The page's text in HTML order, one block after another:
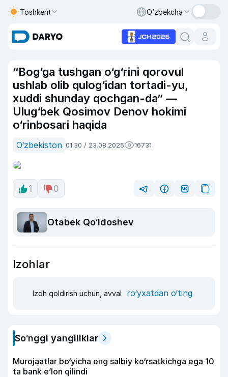
Toshkent O‘zbekcha
“Bog‘ga tushgan o‘g‘rini qorovul
ushlab olib qulog‘idan tortadi-yu,
xuddi shunday qochgan-da” —
Ulug‘bek Qosimov Denov hokimi
o‘rinbosari haqida
O‘zbekiston 01:30 / 23.08.2025 16731
1 0
Otabek Qo‘ldoshev
Izohlar
Izoh qoldirish uchun, avval ro‘yxatdan o‘ting
So‘nggi yangiliklar
Murojaatlar bo‘yicha eng salbiy ko‘rsatkichga ega 10
ta bank e’lon qilindi